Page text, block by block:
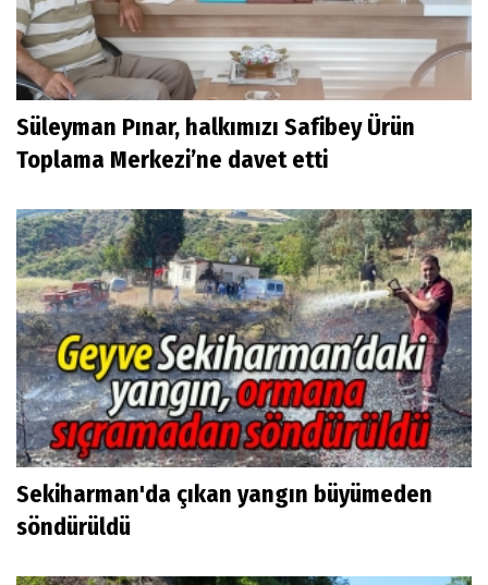
Süleyman Pınar, halkımızı Safibey Ürün
Toplama Merkezi’ne davet etti
Sekiharman'da çıkan yangın büyümeden
söndürüldü